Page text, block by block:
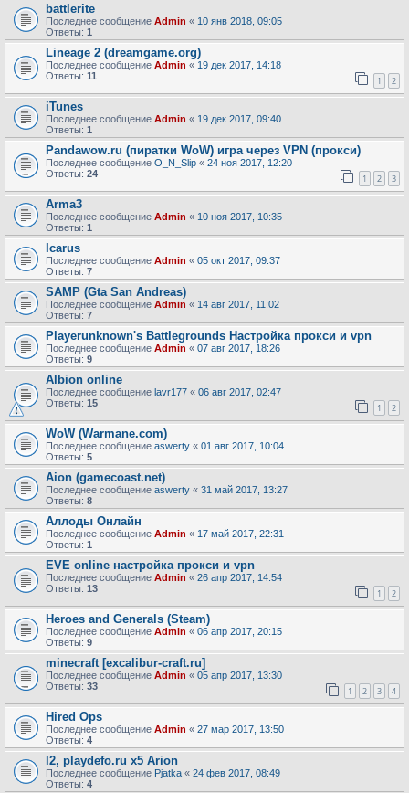
battlerite
Последнее сообщение Admin « 10 янв 2018, 09:05
Ответы: 1
Lineage 2 (dreamgame.org)
Последнее сообщение Admin « 19 дек 2017, 14:18
Ответы: 11 1 2
iTunes
Последнее сообщение Admin « 19 дек 2017, 09:40
Ответы: 1
Pandawow.ru (пиратки WoW) игра через VPN (прокси)
Последнее сообщение O_N_Slip « 24 ноя 2017, 12:20
Ответы: 24 1 2 3
Arma3
Последнее сообщение Admin « 10 ноя 2017, 10:35
Ответы: 1
Icarus
Последнее сообщение Admin « 05 окт 2017, 09:37
Ответы: 7
SAMP (Gta San Andreas)
Последнее сообщение Admin « 14 авг 2017, 11:02
Ответы: 7
Playerunknown's Battlegrounds Настройка прокси и vpn
Последнее сообщение Admin « 07 авг 2017, 18:26
Ответы: 9
Albion online
Последнее сообщение lavr177 « 06 авг 2017, 02:47
Ответы: 15 1 2
WoW (Warmane.com)
Последнее сообщение aswerty « 01 авг 2017, 10:04
Ответы: 5
Aion (gamecoast.net)
Последнее сообщение aswerty « 31 май 2017, 13:27
Ответы: 8
Аллоды Онлайн
Последнее сообщение Admin « 17 май 2017, 22:31
Ответы: 1
EVE online настройка прокси и vpn
Последнее сообщение Admin « 26 апр 2017, 14:54
Ответы: 13 1 2
Heroes and Generals (Steam)
Последнее сообщение Admin « 06 апр 2017, 20:15
Ответы: 9
minecraft [excalibur-craft.ru]
Последнее сообщение Admin « 05 апр 2017, 13:30
Ответы: 33 1 2 3 4
Hired Ops
Последнее сообщение Admin « 27 мар 2017, 13:50
Ответы: 4
l2, playdefo.ru x5 Arion
Последнее сообщение Pjatka « 24 фев 2017, 08:49
Ответы: 4